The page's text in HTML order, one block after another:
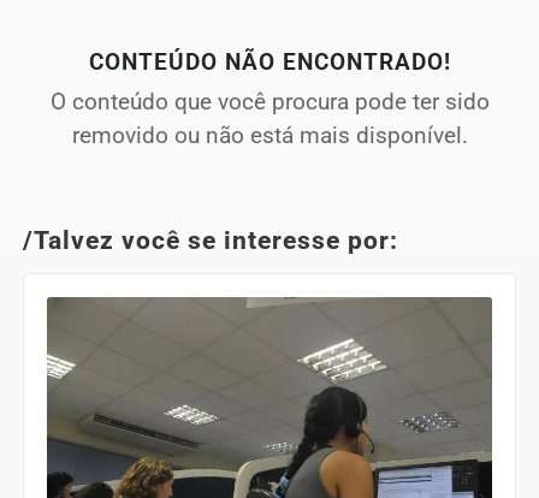
CONTEÚDO NÃO ENCONTRADO!
O conteúdo que você procura pode ter sido
removido ou não está mais disponível.
/Talvez você se interesse por: